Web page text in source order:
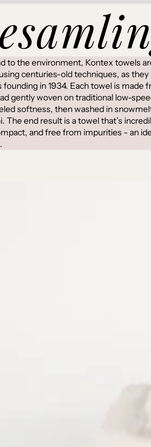
to the environment, Kontex towels
centuries-old techniques, as they
founding in 1934. Each towel is made
gently woven on traditional low-
softness, then washed in
The end result is a towel that’s
and free from impurities - an